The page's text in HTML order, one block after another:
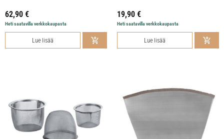
62,90 €
Heti saatavilla verkkokaupasta
Lue lisää
19,90 €
Heti saatavilla verkkokaupasta
Lue lisää